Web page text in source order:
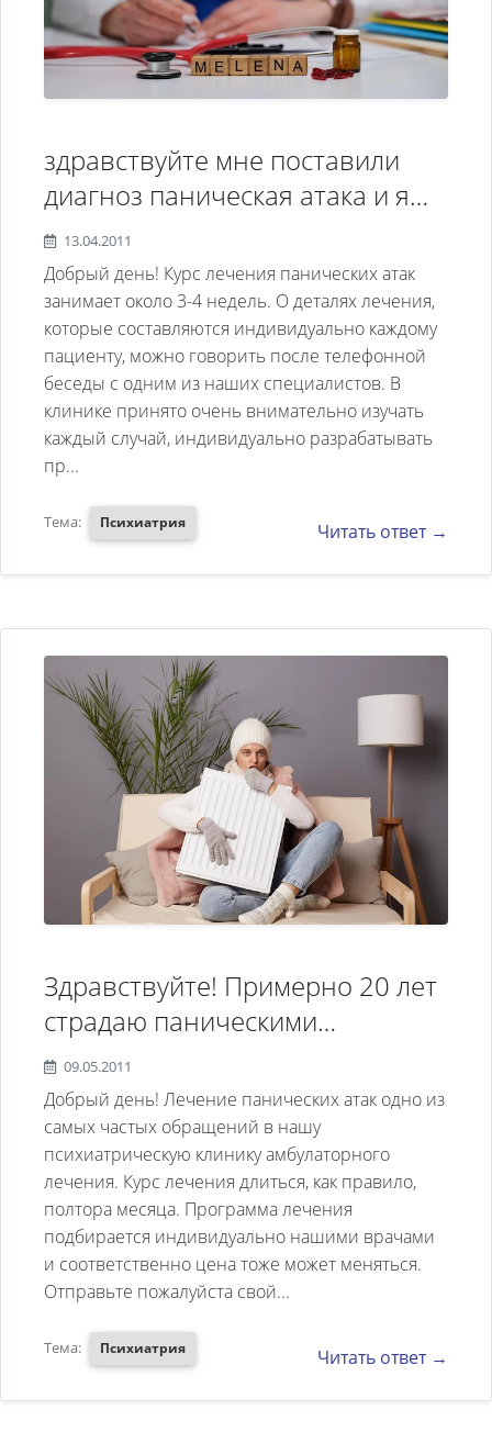
здравствуйте мне поставили
диагноз паническая атака и я
бы хотел пройти лечения в
вашей клиники подскажите
сколько стоит приём
13.04.2011
Добрый день! Курс лечения панических атак
занимает около 3-4 недель. О деталях лечения,
которые составляются индивидуально каждому
пациенту, можно говорить после телефонной
беседы с одним из наших специалистов. В
клинике принято очень внимательно изучать
каждый случай, индивидуально разрабатывать
пр...
Тема: Психиатрия Читать ответ →
Здравствуйте! Примерно 20 лет
страдаю паническими
атаками.На данный момент
состояние достаточно сносное,
но, хотелось бы жить
полноценной жизнью и
полностью избавиться от
панических атак. Интересует
курс
лечения(продолжительность) и
его стоимость.
09.05.2011
Добрый день! Лечение панических атак одно из
самых частых обращений в нашу
психиатрическую клинику амбулаторного
лечения. Курс лечения длиться, как правило,
полтора месяца. Программа лечения
подбирается индивидуально нашими врачами
и соответственно цена тоже может меняться.
Отправьте пожалуйста свой...
Тема: Психиатрия Читать ответ →